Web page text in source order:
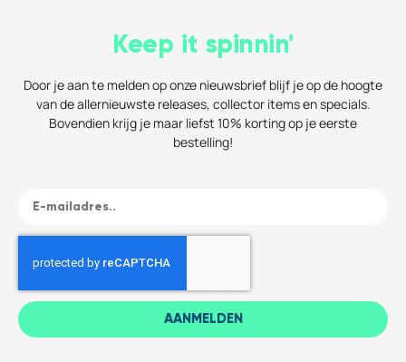
Keep it spinnin'
Door je aan te melden op onze nieuwsbrief blijf je op de hoogte
van de allernieuwste releases, collector items en specials.
Bovendien krijg je maar liefst 10% korting op je eerste
bestelling!
AANMELDEN